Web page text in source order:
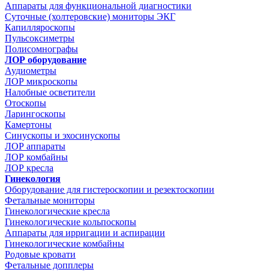
Аппараты для функциональной диагностики
Суточные (холтеровские) мониторы ЭКГ
Капилляроскопы
Пульсоксиметры
Полисомнографы
ЛОР оборудование
Аудиометры
ЛОР микроскопы
Налобные осветители
Отоскопы
Ларингоскопы
Камертоны
Синускопы и эхосинускопы
ЛОР аппараты
ЛОР комбайны
ЛОР кресла
Гинекология
Оборудование для гистероскопии и резектоскопии
Фетальные мониторы
Гинекологические кресла
Гинекологические кольпоскопы
Аппараты для ирригации и аспирации
Гинекологические комбайны
Родовые кровати
Фетальные допплеры